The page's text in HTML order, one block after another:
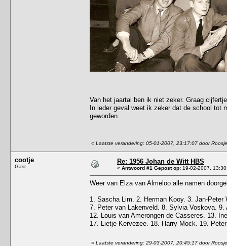
Van het jaartal ben ik niet zeker. Graag
In ieder geval weet ik zeker dat de school tot
geworden.
« Laatste verandering: 05-01-2007, 23:17:07 door Roosje
cootje
Gast
Re: 1956 Johan de Witt HBS
« Antwoord #1 Gepost op: 19-02-2007,
Weer van Elza van Almeloo alle namen
1. Sascha Lim. 2. Herman Kooy. 3. Jan-
7. Peter van Lakenveld. 8. Sylvia Voskova.
12. Louis van Amerongen de Casseres. 13.
17. Lietje Kervezee. 18. Harry Mock. 19.
« Laatste verandering: 29-03-2007, 20:45:17 door Roosje